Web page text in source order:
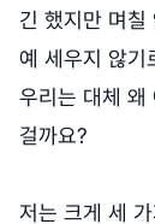
긴 했지만 며칠
예 세우지 않기
우리는 대체 왜
걸까요?
저는 크게 세